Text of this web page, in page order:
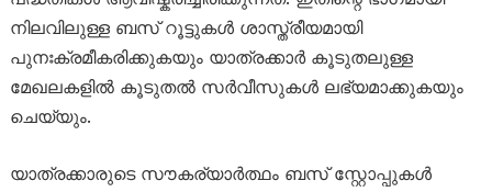
നിലവിലുള്ള ബസ് റൂട്ടുകൾ ശാസ്ത്രീയമായി
പുനഃക്രമീകരിക്കുകയും യാത്രക്കാർ കൂടുതലുള്ള
മേഖലകളിൽ കൂടുതൽ സർവീസുകൾ ലഭ്യമാക്കുകയും
ചെയ്യും.
യാത്രക്കാരുടെ സൗകര്യാർത്ഥം ബസ് സ്റ്റോപ്പുകൾ